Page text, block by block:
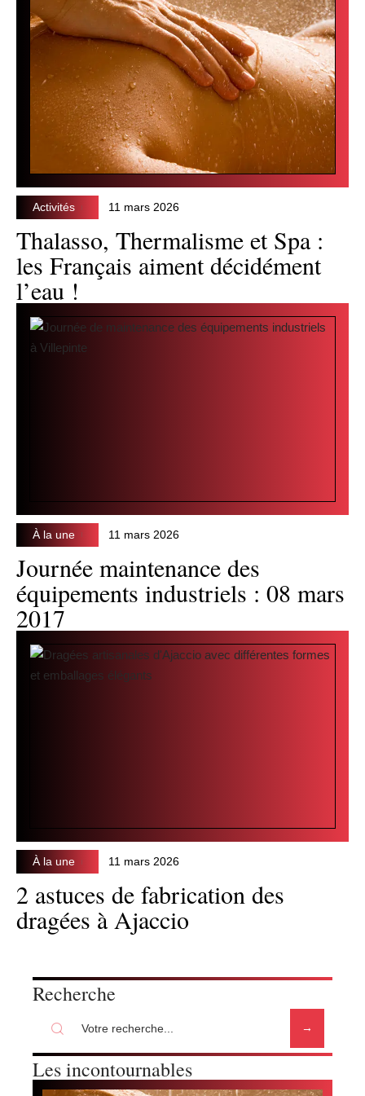
Activités 11 mars 2026
Thalasso, Thermalisme et Spa :
les Français aiment décidément
l’eau !
À la une 11 mars 2026
Journée maintenance des
équipements industriels : 08 mars
2017
À la une 11 mars 2026
2 astuces de fabrication des
dragées à Ajaccio
Recherche
Les incontournables